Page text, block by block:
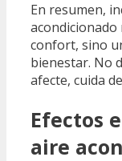
En resumen,
acondicionado
confort, sino
bienestar. No
afecte, cuida
Efectos
aire